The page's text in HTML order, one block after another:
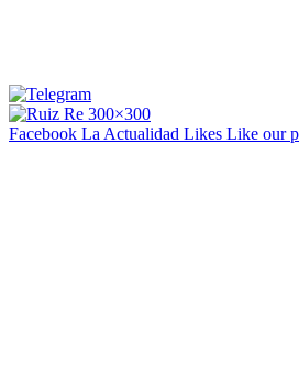
Facebook La Actualidad Likes Like our